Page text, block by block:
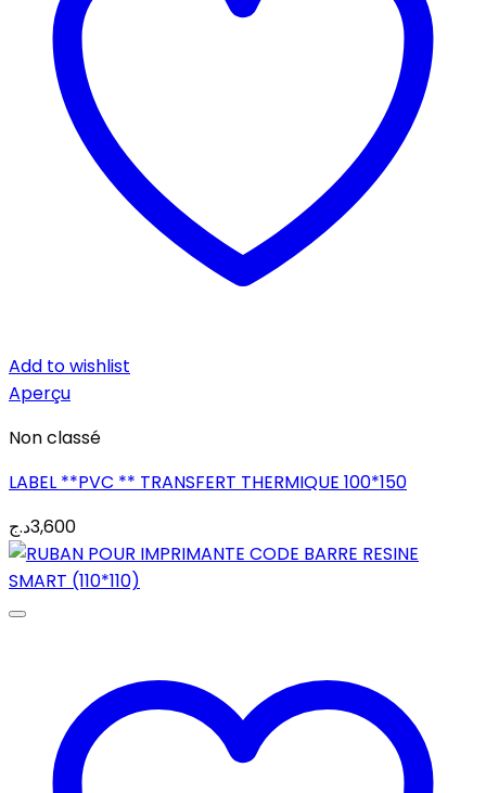
Add to wishlist
Aperçu
Non classé
LABEL **PVC ** TRANSFERT THERMIQUE 100*150
3,600د.ج